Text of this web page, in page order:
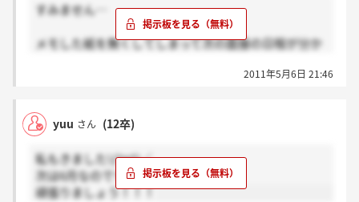
すみません…
メモした紙を無くしてしまって次の面接の日程が分か
どなたか教えて頂けませんか？(＞_＜)
2011年5月6日 21:46
yuu さん (12卒)
私もきました\(^o^)／
次は6月なのですね☆
頑張りましょう！！！